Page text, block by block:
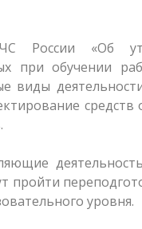
России «Об
при обучении
виды
средств
пройти
уровня.